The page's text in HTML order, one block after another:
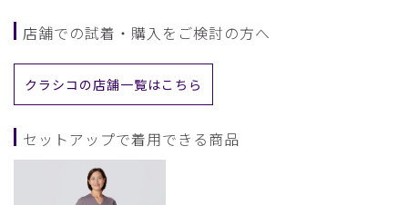
店舗での試着・購入をご検討の方へ
クラシコの店舗一覧はこちら
セットアップで着用できる商品